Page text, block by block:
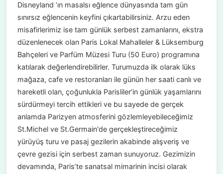
Disneyland ’ın masalsı eğlence dünyasında tam gün
sınırsız eğlencenin keyfini çıkartabilirsiniz. Arzu eden
misafirlerimiz ise tam günlük serbest zamanlarını, ekstra
düzenlenecek olan Paris Lokal Mahalleler & Lüksemburg
Bahçeleri ve Parfüm Müzesi Turu (50 Euro) programına
katılarak değerlendirebilirler. Turumuzda ilk olarak lüks
mağaza, cafe ve restoranları ile günün her saati canlı ve
hareketli olan, çoğunlukla Parisliler’in günlük yaşamlarını
sürdürmeyi tercih ettikleri ve bu sayede de gerçek
anlamda Parizyen atmosferini gözlemleyebileceğimiz
St.Michel ve St.Germain'de gerçekleştireceğimiz
yürüyüş turu ve pasaj gezilerin akabinde alışveriş ve
çevre gezisi için serbest zaman sunuyoruz. Gezimizin
devamında, Paris’te sanatsal mimarinin incisi olarak